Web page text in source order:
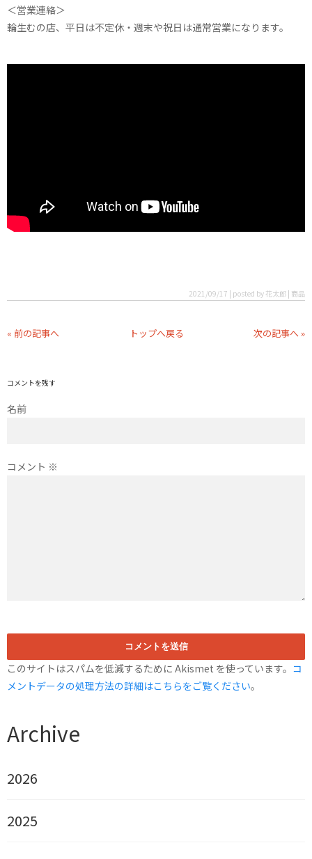
＜営業連絡＞
輪生むの店、平日は不定休・週末や祝日は通常営業になります。
2021/09/17 | posted by 花太郎 | 商品
« 前の記事へ トップへ戻る 次の記事へ »
コメントを残す
名前
コメント ※
このサイトはスパムを低減するために Akismet を使っています。 コ
メントデータの処理方法の詳細はこちらをご覧ください。
Archive
2026
2025